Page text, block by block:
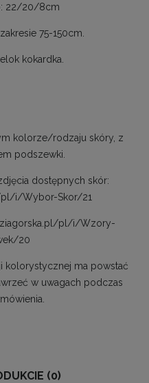
22/20/8cm
75-150cm.
kokardka.
kolorze/rodzaju skóry, z
podszewki.
dostępnych skór:
i/Wybor-Skor/21
pl/i/Wzory-
20
kolorystycznej ma powstać
w uwagach podczas
(0)